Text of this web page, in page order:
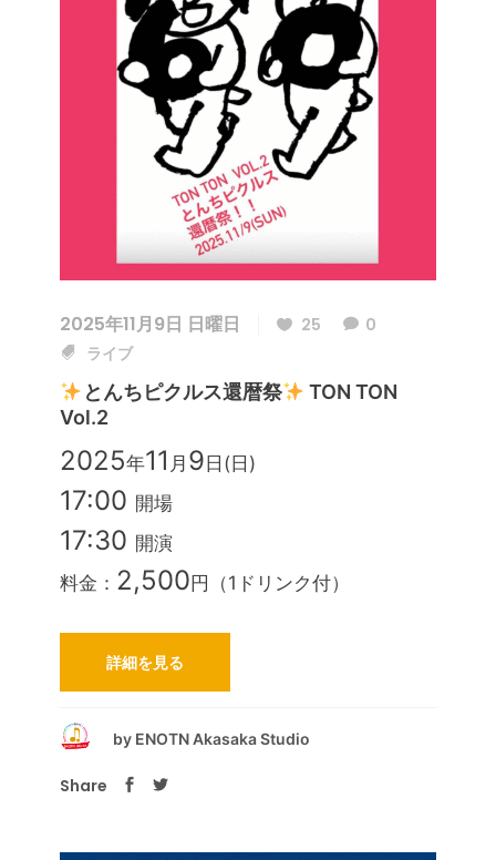
2025年11月9日 日曜日 25
0
ライブ
とんちピクルス還暦祭
TON TON
Vol.2
2025年11 月 9 日(日)
17:00 開場
17:30 開演
料金： 2,500 円（1ドリンク付）
詳細を見る
by ENOTN Akasaka Studio
Share